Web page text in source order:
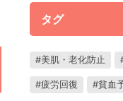
タグ
美肌・老化防止
疲労回復 貧血